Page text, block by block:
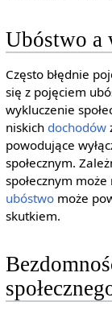
Ubóstwo a
Często błędnie
się z pojęciem
wykluczenie
niskich dochodów
powodujące
społecznym.
społecznym
ubóstwomoże
skutkiem.